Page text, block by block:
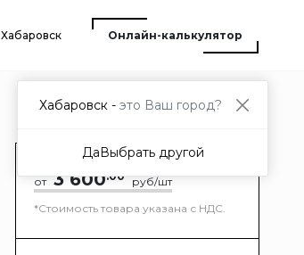
Хабаровск Онлайн-калькулятор
от 3 600.00 руб/шт
*Стоимость товара указана с НДС.
Хабаровск - это Ваш город?
ДаВыбрать другой